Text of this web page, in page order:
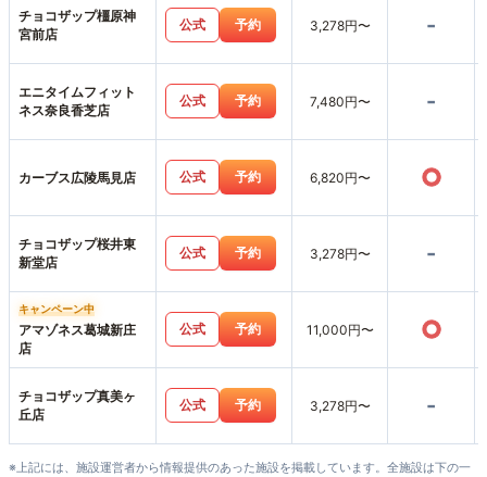
チョコザップ橿原神
宮前店
公式 予約 3,278円〜 -
エニタイムフィット
ネス奈良香芝店
公式 予約 7,480円〜 -
カーブス広陵馬見店 公式 予約 6,820円〜 ○
チョコザップ桜井東
新堂店
公式 予約 3,278円〜 -
キャンペーン中
アマゾネス葛城新庄
店
公式 予約 11,000円〜 ○
チョコザップ真美ヶ
丘店
公式 予約 3,278円〜 -
※上記には、施設運営者から情報提供のあった施設を掲載しています。全施設は下の一